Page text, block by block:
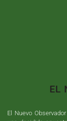
EL
El Nuevo